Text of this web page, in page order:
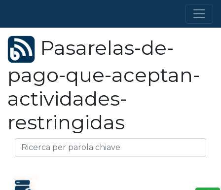
Pasarelas-de-
pago-que-aceptan-
actividades-
restringidas